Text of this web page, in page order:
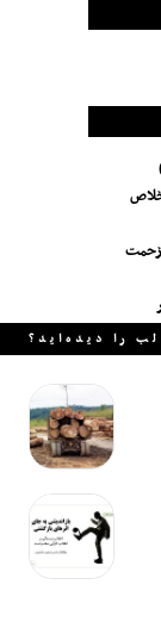
زحمت
اوج
را دیده‌اید؟